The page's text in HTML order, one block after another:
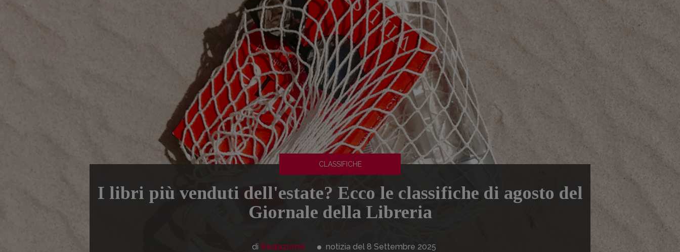
CLASSIFICHE
I libri più venduti dell'estate? Ecco le classifiche di agosto del
Giornale della Libreria
di Redazione notizia del 8 Settembre 2025